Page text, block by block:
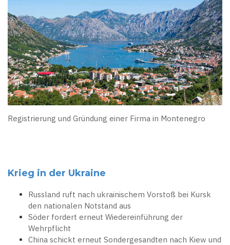
Registrierung und Gründung einer Firma in Montenegro
Krieg in der Ukraine
Russland ruft nach ukrainischem Vorstoß bei Kursk
den nationalen Notstand aus
Söder fordert erneut Wiedereinführung der
Wehrpflicht
China schickt erneut Sondergesandten nach Kiew und